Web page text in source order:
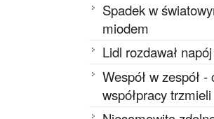
Spadek w
miodem
Lidl rozdawał
Wespół w zespół -
współpracy trzmieli